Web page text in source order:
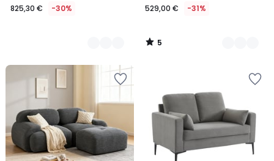
825,30 € -30% 529,00 € -31%
5
/